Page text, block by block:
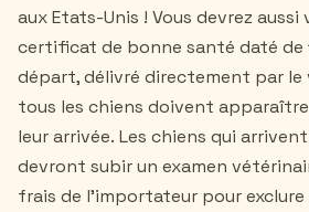
aux Etats-Unis ! Vous devrez aussi
certificat de bonne santé daté de
départ, délivré directement par le
tous les chiens doivent
leur arrivée. Les chiens qui
devront subir un examen
frais de l'importateur pour exclure